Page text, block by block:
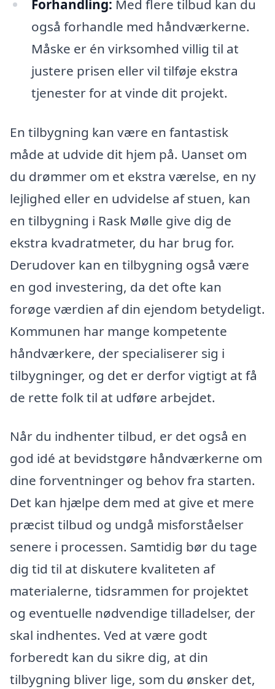
Forhandling: Med flere tilbud kan du
også forhandle med håndværkerne.
Måske er én virksomhed villig til at
justere prisen eller vil tilføje ekstra
tjenester for at vinde dit projekt.
En tilbygning kan være en fantastisk
måde at udvide dit hjem på. Uanset om
du drømmer om et ekstra værelse, en ny
lejlighed eller en udvidelse af stuen, kan
en tilbygning i Rask Mølle give dig de
ekstra kvadratmeter, du har brug for.
Derudover kan en tilbygning også være
en god investering, da det ofte kan
forøge værdien af din ejendom betydeligt.
Kommunen har mange kompetente
håndværkere, der specialiserer sig i
tilbygninger, og det er derfor vigtigt at få
de rette folk til at udføre arbejdet.
Når du indhenter tilbud, er det også en
god idé at bevidstgøre håndværkerne om
dine forventninger og behov fra starten.
Det kan hjælpe dem med at give et mere
præcist tilbud og undgå misforståelser
senere i processen. Samtidig bør du tage
dig tid til at diskutere kvaliteten af
materialerne, tidsrammen for projektet
og eventuelle nødvendige tilladelser, der
skal indhentes. Ved at være godt
forberedt kan du sikre dig, at din
tilbygning bliver lige, som du ønsker det,